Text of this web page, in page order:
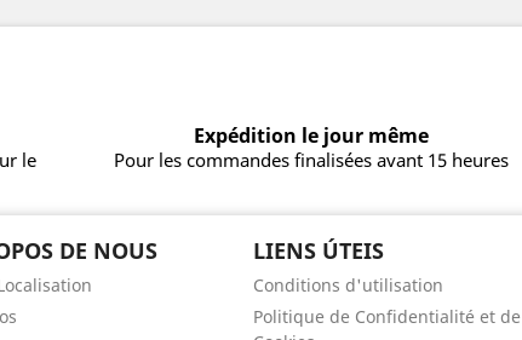
le
Expédition le jour même
Pour les commandes finalisées avant 15 heures
DE NOUS LIENS ÚTEIS
Conditions d'utilisation
Politique de Confidentialité et de